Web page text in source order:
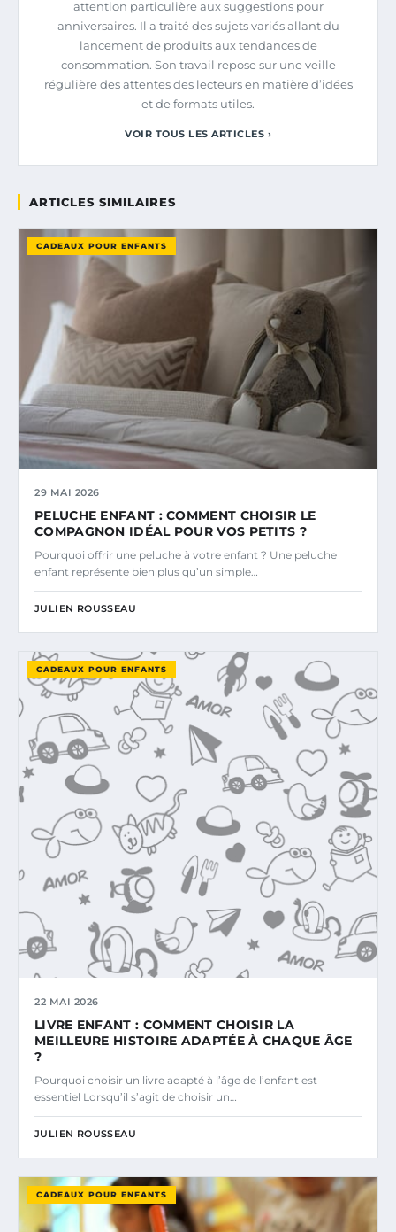
attention particulière aux suggestions pour
anniversaires. Il a traité des sujets variés allant du
lancement de produits aux tendances de
consommation. Son travail repose sur une veille
régulière des attentes des lecteurs en matière d’idées
et de formats utiles.
VOIR TOUS LES ARTICLES ›
ARTICLES SIMILAIRES
CADEAUX POUR ENFANTS
29 MAI 2026
PELUCHE ENFANT : COMMENT CHOISIR LE
COMPAGNON IDÉAL POUR VOS PETITS ?
Pourquoi offrir une peluche à votre enfant ? Une peluche
enfant représente bien plus qu’un simple…
JULIEN ROUSSEAU
CADEAUX POUR ENFANTS
22 MAI 2026
LIVRE ENFANT : COMMENT CHOISIR LA
MEILLEURE HISTOIRE ADAPTÉE À CHAQUE ÂGE
?
Pourquoi choisir un livre adapté à l’âge de l’enfant est
essentiel Lorsqu’il s’agit de choisir un…
JULIEN ROUSSEAU
CADEAUX POUR ENFANTS